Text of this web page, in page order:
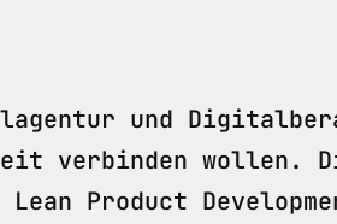
und
verbinden
Lean Product